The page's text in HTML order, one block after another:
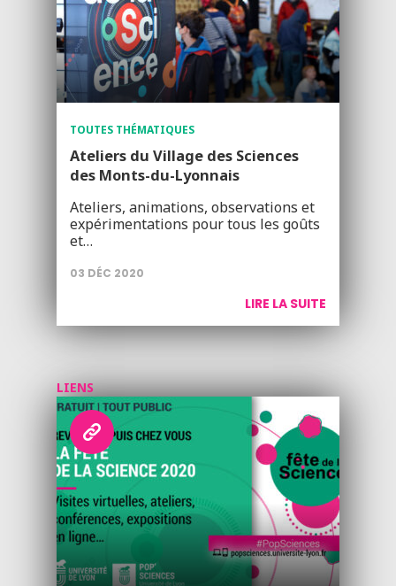
TOUTES THÉMATIQUES
Ateliers du Village des Sciences
des Monts-du-Lyonnais
Ateliers, animations, observations et
expérimentations pour tous les goûts
et…
03 DÉC 2020
LIRE LA SUITE
LIENS